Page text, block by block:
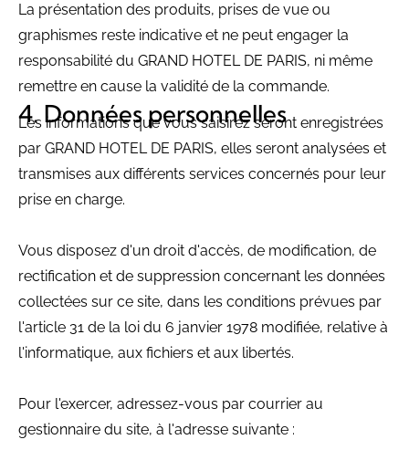
La présentation des produits, prises de vue ou
graphismes reste indicative et ne peut engager la
responsabilité du GRAND HOTEL DE PARIS, ni même
remettre en cause la validité de la commande.
Données personnelles
Les informations que vous saisirez seront enregistrées
par GRAND HOTEL DE PARIS, elles seront analysées et
transmises aux différents services concernés pour leur
prise en charge.
Vous disposez d'un droit d'accès, de modification, de
rectification et de suppression concernant les données
collectées sur ce site, dans les conditions prévues par
l'article 31 de la loi du 6 janvier 1978 modifiée, relative à
l'informatique, aux fichiers et aux libertés.
Pour l'exercer, adressez-vous par courrier au
gestionnaire du site, à l'adresse suivante :